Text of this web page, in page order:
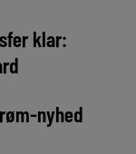
klar:
nyhed